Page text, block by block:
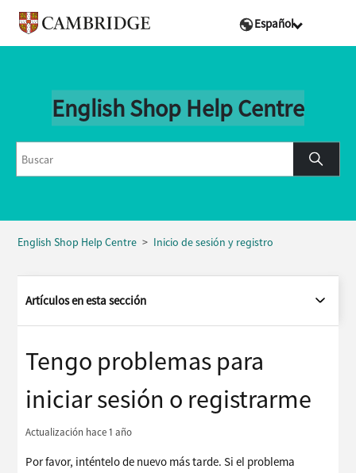
Español
English Shop Help Centre
English Shop Help Centre Inicio de sesión y registro
Artículos en esta sección
Tengo problemas para
iniciar sesión o registrarme
Actualización hace 1 año
Por favor, inténtelo de nuevo más tarde. Si el problema